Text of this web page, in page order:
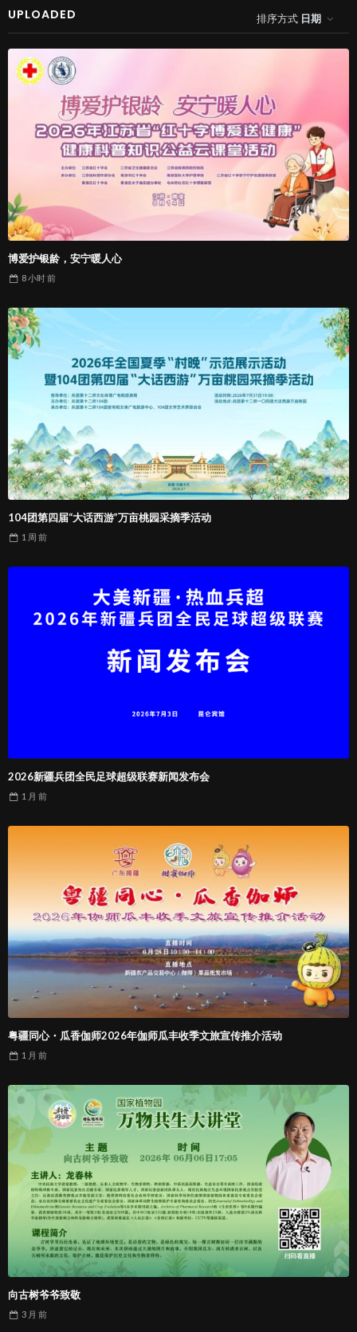
UPLOADED 排序方式 日期
博爱护银龄，安宁暖人心
8 小时前
104团第四届“大话西游”万亩桃园采摘季活动
1 周 前
2026新疆兵团全民足球超级联赛新闻发布会
1 月 前
粤疆同心・瓜香伽师2026年伽师瓜丰收季文旅宣传推介活动
1 月 前
向古树爷爷致敬
3 月 前